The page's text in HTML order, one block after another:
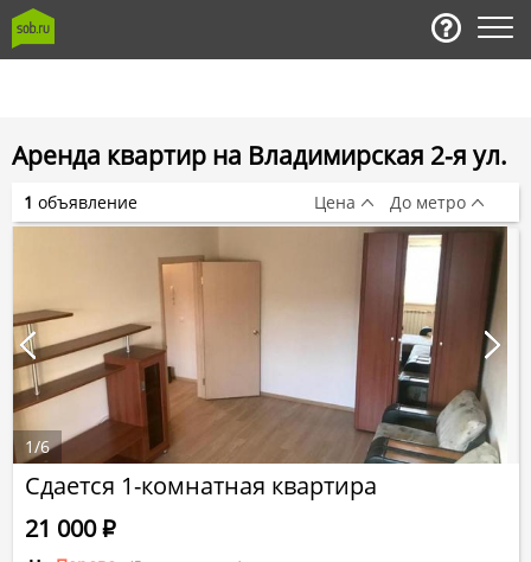
Аренда квартир на Владимирская 2-я ул.
Сдается 1-комнатная квартира
21 000Р
1/6
1 объявление Цена До метро